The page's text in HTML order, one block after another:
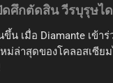
ศึกตัดสิน วีรบุรุษไ
น เมื่อ Diamante เข้
ล่าสุดของโคลอสเซี